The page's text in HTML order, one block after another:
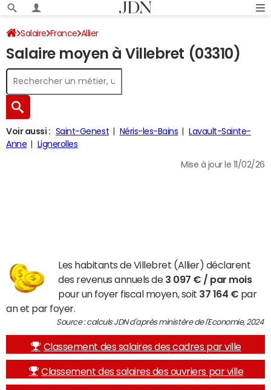
Salaire France Allier
Salaire moyen à Villebret (03310)
Voir aussi : Saint-Genest Néris-les-Bains
Lavault-Sainte-
Anne
Lignerolles
Mise à jour le 11/02/26
Les habitants de Villebret (Allier) déclarent
des revenus annuels de 3 097 € / par mois
pour un foyer fiscal moyen, soit 37 164 € par
an et par foyer.
Source : calculs JDN d'après ministère de l'Economie, 2024
Classement des salaires des cadres par ville
Classement des salaires des ouvriers par ville